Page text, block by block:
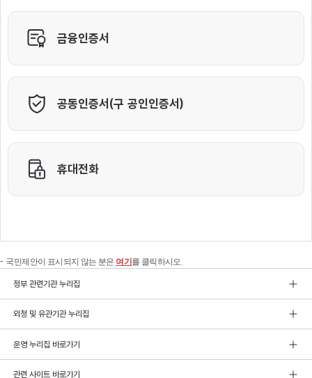
국민제안이 표시되지 않는 분은 여기 를 클릭하시오.
정부 관련기관 누리집
외청 및 유관기관 누리집
운영 누리집 바로가기
관련 사이트 바로가기